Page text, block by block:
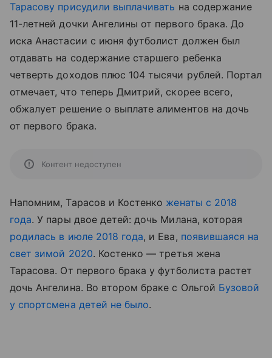
Тарасову присудили выплачивать на содержание
11-летней дочки Ангелины от первого брака. До
иска Анастасии с июня футболист должен был
отдавать на содержание старшего ребенка
четверть доходов плюс 104 тысячи рублей. Портал
отмечает, что теперь Дмитрий, скорее всего,
обжалует решение о выплате алиментов на дочь
от первого брака.
Контент недоступен
Напомним, Тарасов и Костенко женаты с 2018
года. У пары двое детей: дочь Милана, которая
родилась в июле 2018 года, и Ева, появившаяся на
свет зимой 2020. Костенко — третья жена
Тарасова. От первого брака у футболиста растет
дочь Ангелина. Во втором браке с Ольгой Бузовой
у спортсмена детей не было.